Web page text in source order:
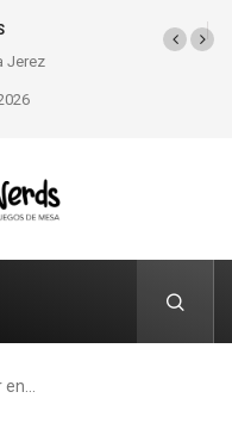
Pixel Book para
amantes de lo retro